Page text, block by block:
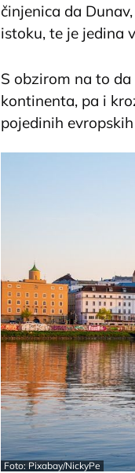
činjenica da
istoku, te je jedina
S obzirom na to
kontinenta, pa i
pojedinih
Foto: Pixabay/NickyPe